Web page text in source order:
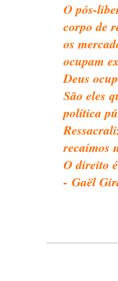
O pós-
corpo de
os
ocupam
Deus
São eles
política
recaímos
O direito
- Gaël